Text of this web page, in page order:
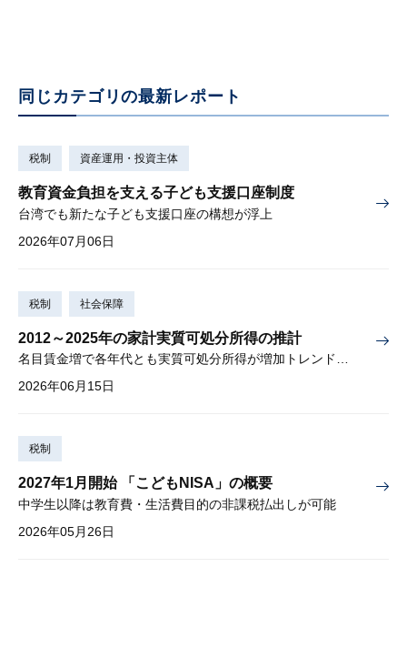
同じカテゴリの最新レポート
税制 資産運用・投資主体
教育資金負担を支える子ども支援口座制度
台湾でも新たな子ども支援口座の構想が浮上
2026年07月06日
税制 社会保障
2012～2025年の家計実質可処分所得の推計
名目賃金増で各年代とも実質可処分所得が増加トレンド入りか
2026年06月15日
税制
2027年1月開始 「こどもNISA」の概要
中学生以降は教育費・生活費目的の非課税払出しが可能
2026年05月26日